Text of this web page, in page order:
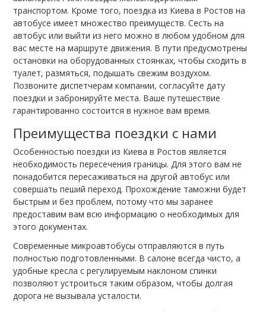
транспортом. Кроме того, поездка из Киева в Ростов на
автобусе имеет множество преимуществ. Сесть на
автобус или выйти из него можно в любом удобном для
вас месте на маршруте движения. В пути предусмотрены
остановки на оборудованных стоянках, чтобы сходить в
туалет, размяться, подышать свежим воздухом.
Позвоните диспетчерам компании, согласуйте дату
поездки и забронируйте места. Ваше путешествие
гарантированно состоится в нужное вам время.
Преимущества поездки с нами
Особенностью поездки из Киева в Ростов является
необходимость пересечения границы. Для этого вам не
понадобится пересаживаться на другой автобус или
совершать пеший переход. Прохождение таможни будет
быстрым и без проблем, потому что мы заранее
предоставим вам всю информацию о необходимых для
этого документах.
Современные микроавтобусы отправляются в путь
полностью подготовленными. В салоне всегда чисто, а
удобные кресла с регулируемым наклоном спинки
позволяют устроиться таким образом, чтобы долгая
дорога не вызывала усталости.